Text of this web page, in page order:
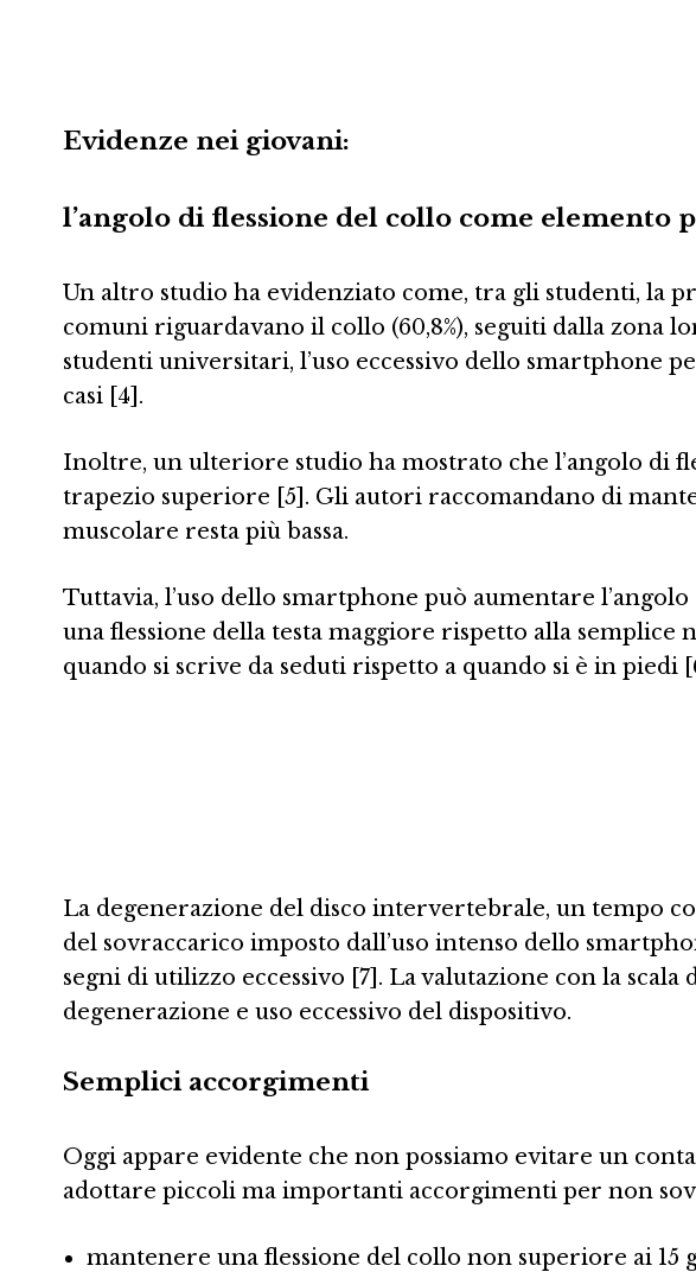
Evidenze nei giovani:
l’angolo di flessione del collo come elemento
Un altro studio ha evidenziato come, tra gli studenti, la
comuni riguardavano il collo (60,8%), seguiti dalla zona
studenti universitari, l’uso eccessivo dello smartphone
casi [4].
Inoltre, un ulteriore studio ha mostrato che l’angolo di
trapezio superiore [5]. Gli autori raccomandano di
muscolare resta più bassa.
Tuttavia, l’uso dello smartphone può aumentare
una flessione della testa maggiore rispetto alla semplice
quando si scrive da seduti rispetto a quando si è in piedi
La degenerazione del disco intervertebrale, un tempo
del sovraccarico imposto dall’uso intenso dello
segni di utilizzo eccessivo [7]. La valutazione con la
degenerazione e uso eccessivo del dispositivo.
Semplici accorgimenti
Oggi appare evidente che non possiamo evitare un
adottare piccoli ma importanti accorgimenti per non
mantenere una flessione del collo non superiore ai 15